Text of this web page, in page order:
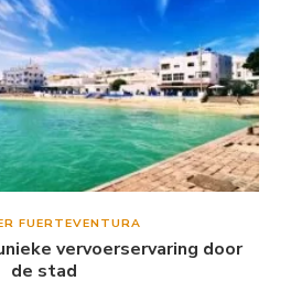
FUERTEVENTURA
vervoerservaring door
de stad